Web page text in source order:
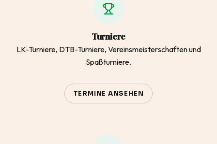
Turniere
LK-Turniere, DTB-Turniere, Vereinsmeisterschaften und
Spaßturniere.
TERMINE ANSEHEN